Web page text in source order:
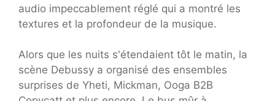
audio impeccablement réglé qui a montré les
textures et la profondeur de la musique.
Alors que les nuits s'étendaient tôt le matin, la
scène Debussy a organisé des ensembles
surprises de Yheti, Mickman, Ooga B2B